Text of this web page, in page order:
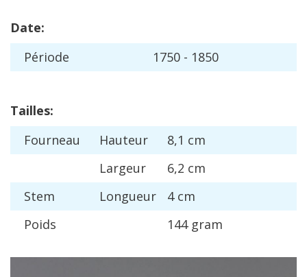
Date:
Période 1750 - 1850
Tailles:
Fourneau
Hauteur 8,1 cm
Largeur
6,2 cm
Stem
Longueur 4 cm
Poids
144 gram